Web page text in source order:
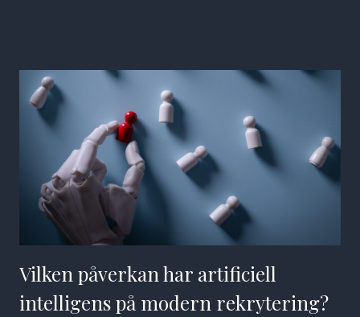
Vilken påverkan har artificiell
intelligens på modern rekrytering?